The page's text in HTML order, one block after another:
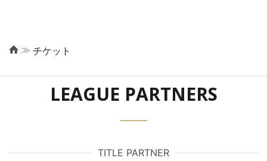
≫ チケット
LEAGUE PARTNERS
TITLE PARTNER